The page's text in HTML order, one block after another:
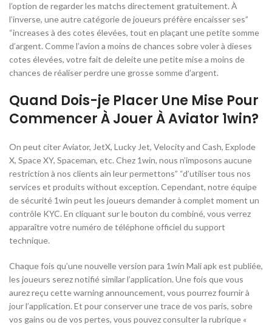
l’option de regarder les matchs directement gratuitement. À
l’inverse, une autre catégorie de joueurs préfère encaisser ses”
“increases à des cotes élevées, tout en plaçant une petite somme
d’argent. Comme l’avion a moins de chances sobre voler à dieses
cotes élevées, votre fait de deleite une petite mise a moins de
chances de réaliser perdre une grosse somme d’argent.
Quand Dois-je Placer Une Mise Pour
Commencer À Jouer À Aviator 1win?
On peut citer Aviator, JetX, Lucky Jet, Velocity and Cash, Explode
X, Space XY, Spaceman, etc. Chez 1win, nous n’imposons aucune
restriction à nos clients ain leur permettons” “d’utiliser tous nos
services et produits without exception. Cependant, notre équipe
de sécurité 1win peut les joueurs demander à complet moment un
contrôle KYC. En cliquant sur le bouton du combiné, vous verrez
apparaître votre numéro de téléphone officiel du support
technique.
Chaque fois qu’une nouvelle version para 1win Mali apk est publiée,
les joueurs serez notifié similar l’application. Une fois que vous
aurez reçu cette warning announcement, vous pourrez fournir à
jour l’application. Et pour conserver une trace de vos paris, sobre
vos gains ou de vos pertes, vous pouvez consulter la rubrique «